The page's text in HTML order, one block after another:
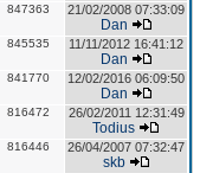
847363 21/02/2008 07:33:09
Dan
845535 11/11/2012 16:41:12
Dan
841770 12/02/2016 06:09:50
Dan
816472 26/02/2011 12:31:49
Todius
816446 26/04/2007 07:32:47
skb